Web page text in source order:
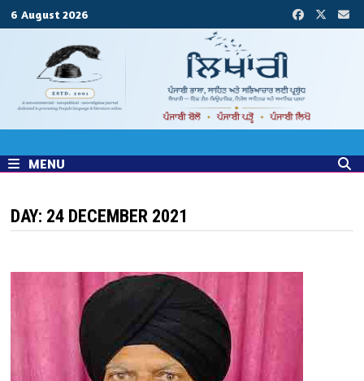
6 August 2026
MENU
DAY: 24 DECEMBER 2021